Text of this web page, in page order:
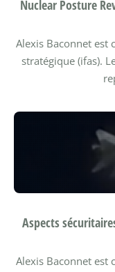
Nuclear Posture
Alexis Baconnet est
stratégique (ifas).
Aspects
Alexis Baconnet est